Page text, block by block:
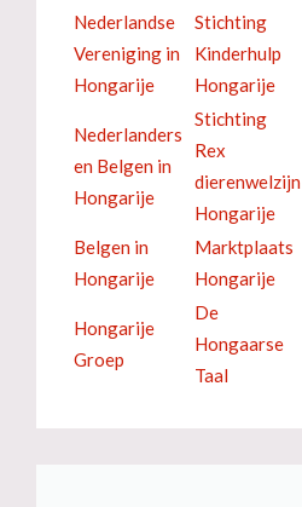
Nederlandse
Vereniging in
Hongarije
Stichting
Kinderhulp
Hongarije
Nederlanders
en Belgen in
Hongarije
Stichting
Rex
dierenwelzijn
Hongarije
Belgen in
Hongarije
Marktplaats
Hongarije
Hongarije
Groep
De
Hongaarse
Taal